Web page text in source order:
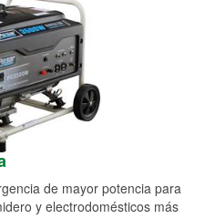
de mayor potencia para
y electrodomésticos más